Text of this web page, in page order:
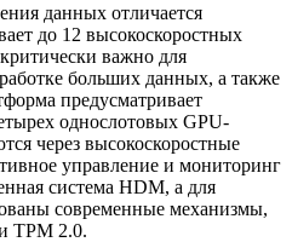
данных отличается
до 12 высокоскоростных
важно для
больших данных, а также
предусматривает
однослотовых GPU-
через высокоскоростные
управление и мониторинг
система HDM, а для
современные механизмы,
TPM 2.0.